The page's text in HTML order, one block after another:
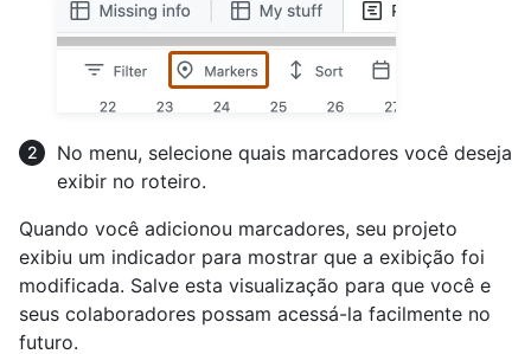
No menu, selecione quais marcadores você deseja
exibir no roteiro.
Quando você adicionou marcadores, seu projeto
exibiu um indicador para mostrar que a exibição foi
modificada. Salve esta visualização para que você e
seus colaboradores possam acessá-la facilmente no
futuro.